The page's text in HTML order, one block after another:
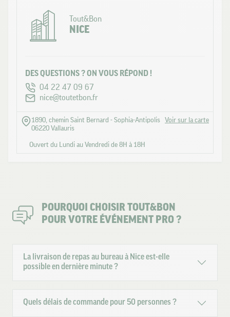
Tout&Bon
NICE
DES QUESTIONS ? ON VOUS RÉPOND !
04 22 47 09 67
nice@toutetbon.fr
1890, chemin Saint Bernard - Sophia-Antipolis
06220 Vallauris
Voir sur la carte
Ouvert du Lundi au Vendredi de 8H à 18H
POURQUOI CHOISIR TOUT&BON
POUR VOTRE ÉVÉNEMENT PRO ?
La livraison de repas au bureau à Nice est-elle
possible en dernière minute ?
Quels délais de commande pour 50 personnes ?